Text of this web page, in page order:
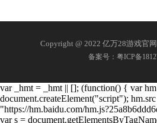
Copyright @ 2022 亿万28游戏官
备案号：粤ICP备
var _hmt = _hmt || []; (function() { var
document.createElement("script");
"https://hm.baidu.com/
var s =